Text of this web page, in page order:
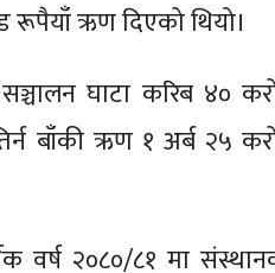
रूपैयाँ ऋण दिएको थियो।
घाटा करिब ४०
बाँकी ऋण १ अर्ब २५
वर्ष २०८०/८१ मा